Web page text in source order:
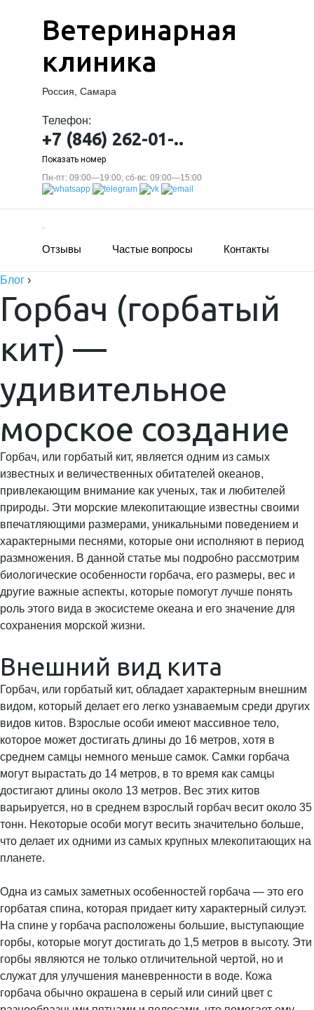
Ветеринарная
клиника
Россия, Самара
Телефон:
+7 (846) 262-01-..
Показать номер
Пн-пт: 09:00—19:00; сб-вс: 09:00—15:00
Отзывы Частые вопросы Контакты
Блог ›
Горбач (горбатый
кит) —
удивительное
морское создание
Горбач, или горбатый кит, является одним из самых
известных и величественных обитателей океанов,
привлекающим внимание как ученых, так и любителей
природы. Эти морские млекопитающие известны своими
впечатляющими размерами, уникальными поведением и
характерными песнями, которые они исполняют в период
размножения. В данной статье мы подробно рассмотрим
биологические особенности горбача, его размеры, вес и
другие важные аспекты, которые помогут лучше понять
роль этого вида в экосистеме океана и его значение для
сохранения морской жизни.
Внешний вид кита
Горбач, или горбатый кит, обладает характерным внешним
видом, который делает его легко узнаваемым среди других
видов китов. Взрослые особи имеют массивное тело,
которое может достигать длины до 16 метров, хотя в
среднем самцы немного меньше самок. Самки горбача
могут вырастать до 14 метров, в то время как самцы
достигают длины около 13 метров. Вес этих китов
варьируется, но в среднем взрослый горбач весит около 35
тонн. Некоторые особи могут весить значительно больше,
что делает их одними из самых крупных млекопитающих на
планете.
Одна из самых заметных особенностей горбача — это его
горбатая спина, которая придает киту характерный силуэт.
На спине у горбача расположены большие, выступающие
горбы, которые могут достигать до 1,5 метров в высоту. Эти
горбы являются не только отличительной чертой, но и
служат для улучшения маневренности в воде. Кожа
горбача обычно окрашена в серый или синий цвет с